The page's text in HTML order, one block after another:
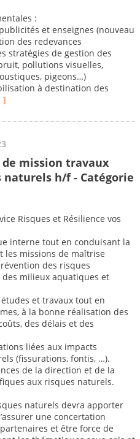
:
et enseignes (nouveau
des redevances
stratégies de gestion des
pollutions visuelles,
pigeons…)
à destination des
]
de mission travaux
naturels h/f - Catégorie
Risques et Résilience vos
interne tout en conduisant la
missions de maîtrise
des risques
milieux aquatiques et
et travaux tout en
à la bonne réalisation des
des délais et des
liées aux impacts
(fissurations, fontis, …).
de la direction et de la
aux risques naturels.
naturels devra apporter
une concertation
et être force de